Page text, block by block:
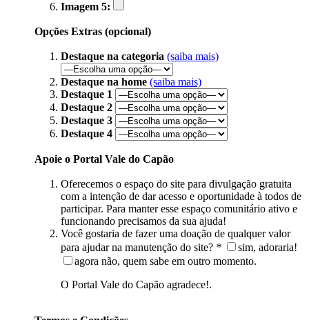
Imagem 5:
Opções Extras (opcional)
Destaque na categoria (saiba mais)
Destaque na home (saiba mais)
Destaque 1
Destaque 2
Destaque 3
Destaque 4
Apoie o Portal Vale do Capão
Oferecemos o espaço do site para divulgação gratuita
com a intenção de dar acesso e oportunidade à todos de
participar. Para manter esse espaço comunitário ativo e
funcionando precisamos da sua ajuda!
Você gostaria de fazer uma doação de qualquer valor
para ajudar na manutenção do site? *
sim, adoraria!
agora não, quem sabe em outro momento.
O Portal Vale do Capão agradece!.